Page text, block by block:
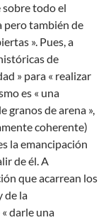
todo el
pero también de
». Pues, a
de
» para « realizar
es « una
granos de arena »,
coherente)
la emancipación
de él. A
que acarrean los
de la
darle una